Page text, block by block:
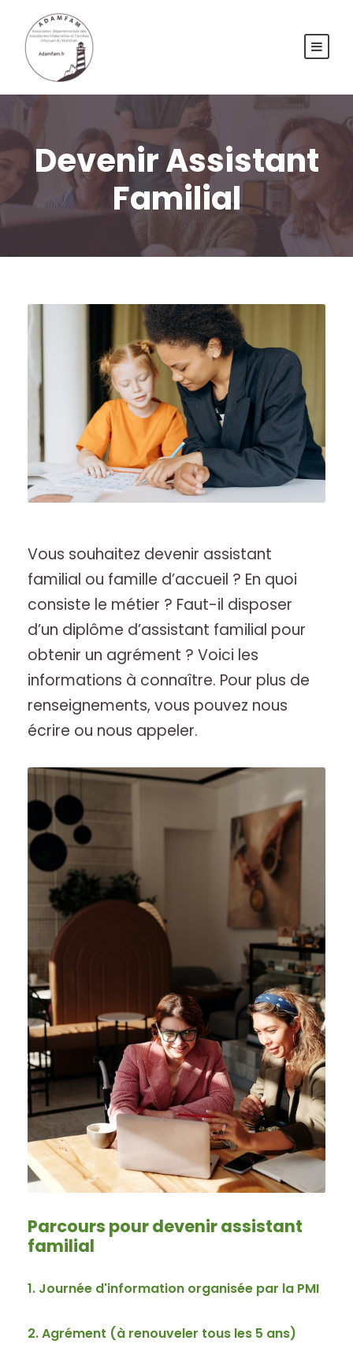
Devenir Assistant
Familial
Vous souhaitez devenir assistant
familial ou famille d’accueil ? En quoi
consiste le métier ? Faut-il disposer
d’un diplôme d’assistant familial pour
obtenir un agrément ? Voici les
informations à connaître. Pour plus de
renseignements, vous pouvez nous
écrire ou nous appeler.
Parcours pour devenir assistant
familial
1. Journée d'information organisée par la PMI
2. Agrément (à renouveler tous les 5 ans)